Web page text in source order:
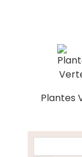
Plantes